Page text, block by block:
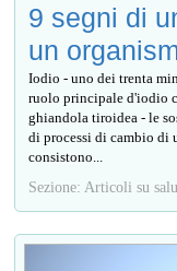
9 segni di
un
Iodio - uno dei trenta
ruolo principale d'iodio
ghiandola tiroidea - le
di processi di cambio di
consistono...
Sezione: Articoli su